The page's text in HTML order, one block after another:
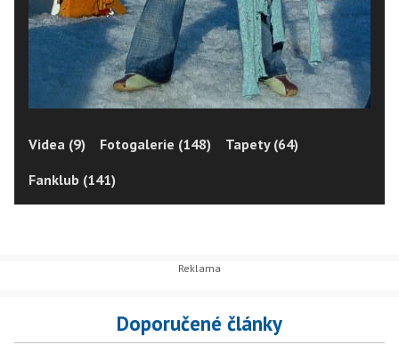
Videa (9) Fotogalerie (148)
Tapety (64)
Fanklub (141)
Doporučené články